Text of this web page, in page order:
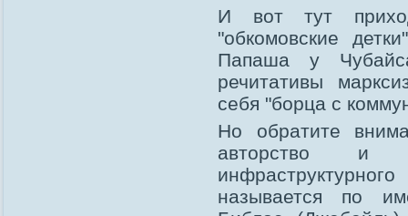
И вот тут
"обкомовские
Папаша у
речитативы
себя "борца с
Но обратите
авторство и
называется по